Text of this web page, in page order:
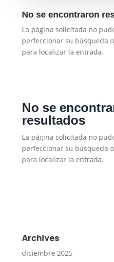
No se encontraron
La página solicitada no
perfeccionar su búsqueda
para localizar la entrada.
No se
resultados
La página solicitada no
perfeccionar su búsqueda
para localizar la entrada.
Archives
diciembre 2025